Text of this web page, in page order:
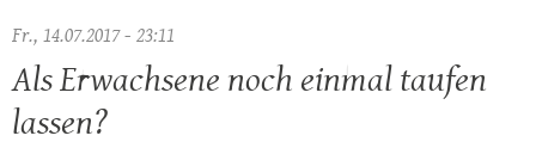
Fr., 14.07.2017 - 23:11
Als Erwachsene noch einmal taufen
lassen?